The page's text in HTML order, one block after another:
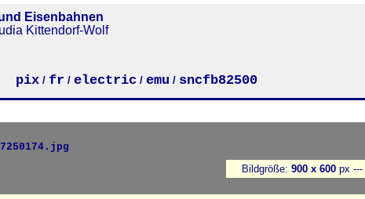
Eisenbahnen
Kittendorf-Wolf
pix / fr / electric / emu / sncfb82500
Bildgröße: 900 x 600 px ---